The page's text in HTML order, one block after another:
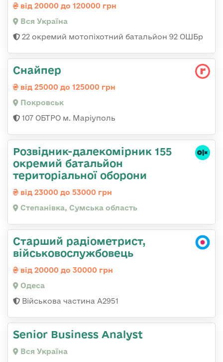
від 20000 до 120000 грн
Вся Україна
22 окремий мотопіхотний батальйон 92 ОШБр
Снайпер
від 25000 до 125000 грн
Покровськ
107 ОБТРО м. Маріуполь
Розвідник-далекомірник 155
окремий батальйон
територіальної оборони
від 23000 до 53000 грн
Степанівка, Сумська область
Старший радіометрист,
військовослужбовець
від 20000 до 30000 грн
Одеса
Військова частина А2951
Senior Business Analyst
Вся Україна